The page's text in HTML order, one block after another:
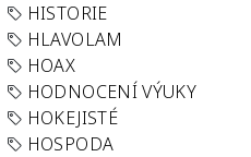
HISTORIE
HLAVOLAM
HOAX
HODNOCENÍ VÝUKY
HOKEJISTÉ
HOSPODA